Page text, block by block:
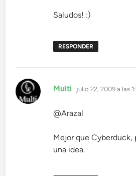
Saludos! :)
RESPONDER
Multi dice:
julio 22, 2009 a las
@Arazal
Mejor que Cyberduck,
una idea.